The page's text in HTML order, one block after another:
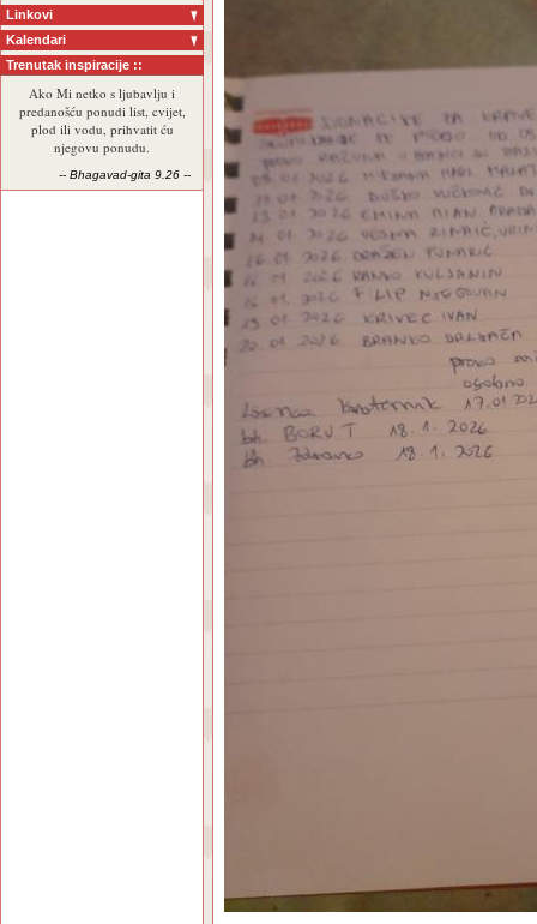
Linkovi
Kalendari
Trenutak inspiracije ::
Ako Mi netko s ljubavlju i
predanošću ponudi list, cvijet,
plod ili vodu, prihvatit ću
njegovu ponudu.
-- Bhagavad-gita 9.26 --